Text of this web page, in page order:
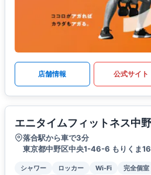
店舗情報 公式サイト
エニタイムフィットネス中
落合駅から車で3分
東京都中野区中央1-46-6 もりくま16
シャワー ロッカー Wi-Fi 完全個室